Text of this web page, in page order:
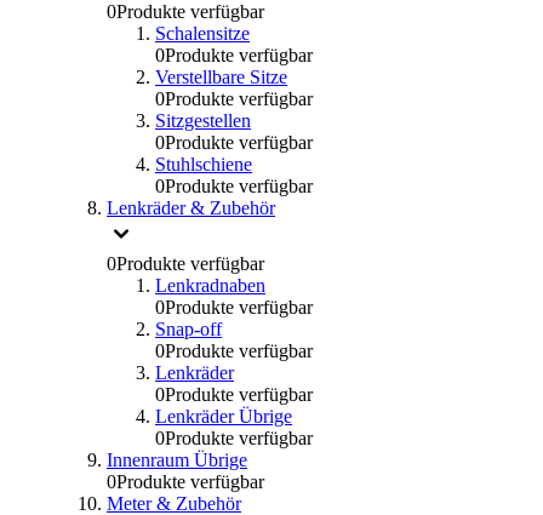
0Produkte verfügbar
Schalensitze
0Produkte verfügbar
Verstellbare Sitze
0Produkte verfügbar
Sitzgestellen
0Produkte verfügbar
Stuhlschiene
0Produkte verfügbar
Lenkräder & Zubehör
0Produkte verfügbar
Lenkradnaben
0Produkte verfügbar
Snap-off
0Produkte verfügbar
Lenkräder
0Produkte verfügbar
Lenkräder Übrige
0Produkte verfügbar
Innenraum Übrige
0Produkte verfügbar
Meter & Zubehör